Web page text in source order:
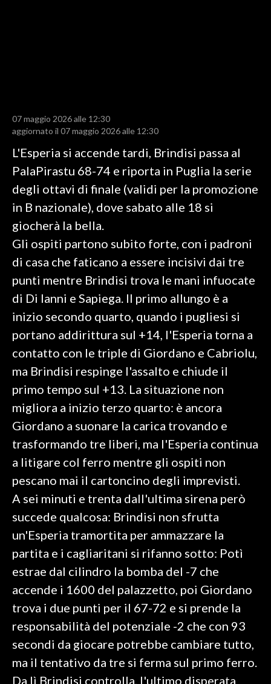
BASKET
CULTURA
SPETTACOLI
GOSSIP
SALUTE
SARDI NEL MONDO
NOTIZIE
EVENTI
#CARAUNIONE
3 MINUTI CON
INSULARITÀ
ABBONATI
ANNUNCI
NECROLOGI
PUBBLICITÀ
07 maggio 2026 alle 12:30
aggiornato il 07 maggio 2026 alle 12:30
L'Esperia si accende tardi, Brindisi passa al
PalaPirastu 68-74 e riporta in Puglia la serie
degli ottavi di finale (validi per la promozione
in B nazionale), dove sabato alle 18 si
giocherà la bella.
Gli ospiti partono subito forte, con i padroni
di casa che faticano a essere incisivi dai tre
punti mentre Brindisi trova le mani infuocate
di Di Ianni e Sapiega. Il primo allungo è a
inizio secondo quarto, quando i pugliesi si
portano addirittura sul +14, l'Esperia torna a
contatto con le triple di Giordano e Cabriolu,
ma Brindisi respinge l'assalto e chiude il
primo tempo sul +13. La situazione non
migliora a inizio terzo quarto: è ancora
Giordano a suonare la carica trovando e
trasformando tre liberi, ma l'Esperia continua
a litigare col ferro mentre gli ospiti non
pescano mai il cartoncino degli imprevisti.
A sei minuti e trenta dall'ultima sirena però
succede qualcosa: Brindisi non sfrutta
un'Esperia tramortita per ammazzare la
partita e i cagliaritani si rifanno sotto: Potì
estrae dal cilindro la bomba del -7 che
accende i 1600 del palazzetto, poi Giordano
trova i due punti per il 67-72 e si prende la
responsabilità del potenziale -2 che con 93
secondi da giocare potrebbe cambiare tutto,
ma il tentativo da tre si ferma sul primo ferro.
Da lì Brindisi controlla, l'ultimo disperata